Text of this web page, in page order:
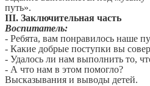
путь».
III. Заключительная часть
Воспитатель:
- Ребята, вам понравилось наше
- Какие добрые поступки вы
- Удалось ли нам выполнить то,
- А что нам в этом помогло?
Высказывания и выводы детей.